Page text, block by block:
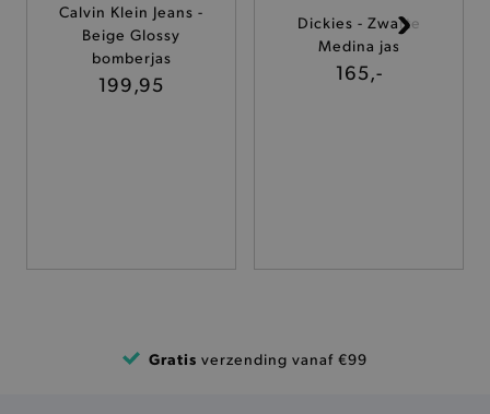
Calvin Klein Jeans -
Beige Glossy
bomberjas
199,95
Dickies - Zwarte
Medina jas
165,-
Gratis verzending vanaf €99
TARGETING
FUNCTIONALITEIT
smulervaring op de site en zorgen ervoor dat de